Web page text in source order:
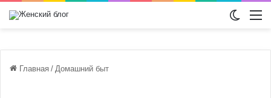
Главная / Домашний быт